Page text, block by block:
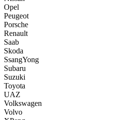
Opel
Peugeot
Porsche
Renault
Saab
Skoda
SsangYong
Subaru
Suzuki
Toyota
UAZ
Volkswagen
Volvo